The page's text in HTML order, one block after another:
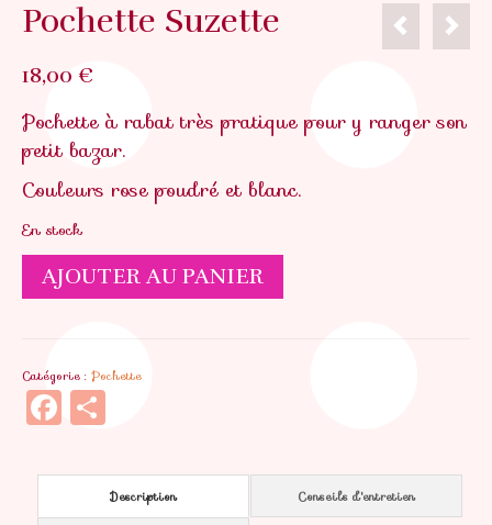
Pochette Suzette
18,00 €
Pochette à rabat très pratique pour y ranger son
petit bazar.
Couleurs rose poudré et blanc.
En stock
quantité
de
AJOUTER AU PANIER
Catégorie : Pochette
Facebook
Description Conseils d'entretien